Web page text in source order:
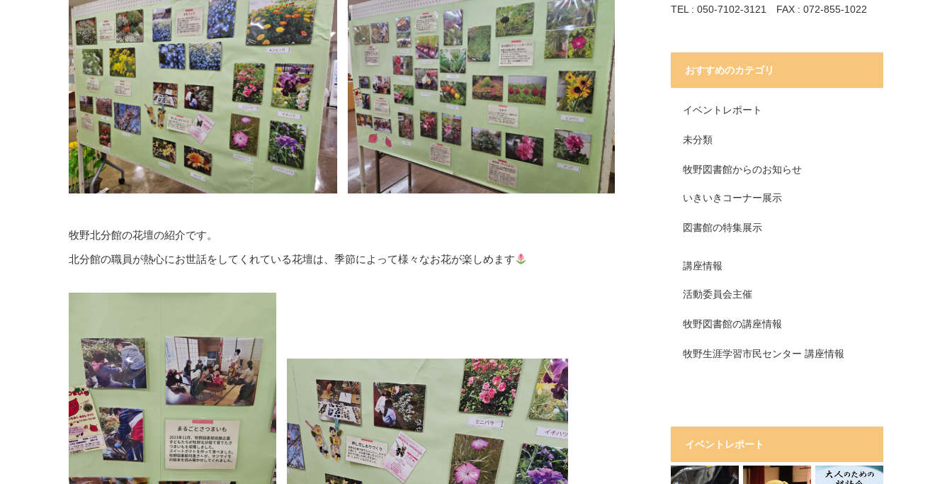
牧野北分館の花壇の紹介です。
北分館の職員が熱心にお世話をしてくれている花壇は、季節によって様々なお花が楽しめます
TEL : 050-7102-3121 FAX : 072-855-1022
おすすめのカテゴリ
イベントレポート
未分類
牧野図書館からのお知らせ
いきいきコーナー展示
図書館の特集展示
講座情報
活動委員会主催
牧野図書館の講座情報
牧野生涯学習市民センター 講座情報
イベントレポート